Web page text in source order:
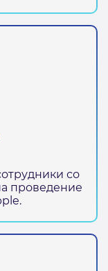
со
проведение